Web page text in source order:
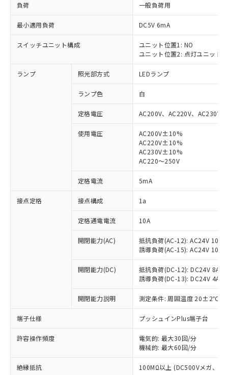
負荷 一般負荷用
最小適用負荷 DC5V 6mA
スイッチユニット構成
ユニット位置1: NO
ユニット位置2: 点灯ユニット
ランプ 照光部方式 LEDランプ
ランプ色 白
定格電圧 AC200V、AC220V、AC230V
使用電圧
AC200V±10%
AC220V±10%
AC230V±10%
AC220～250V
定格電流 5mA
接点定格 接点構成 1a
定格通電電流 10A
開閉能力(AC)
抵抗負荷(AC-12): AC24V 10A/
誘導負荷(AC-15): AC24V
開閉能力(DC)
抵抗負荷(DC-12): DC24V 8A/
誘導負荷(DC-13): DC24V 4A/
開閉能力説明 測定条件: 周囲温度 20±2℃、
端子仕様 プッシュインPlus端子台
許容操作頻度
電気的: 最大30回/分
機械的: 最大60回/分
絶縁抵抗 100MΩ以上 (DC500Vメガ、点
ご利用条件
以下の条件をお読みいただき、同意のうえ
ご利用ください。
商品の当社在庫状況および標準価格
(税抜)を提供させていただくもので
当社制御機器事業取扱商品の中には、
本サービスの対象外となる商品もある
ことをご了承ください。
在庫状況および標準価格照会結果は、
記載している更新日時点での社内デー
タに基づき作成されるものであり、閲
覧された時点での実際の在庫および標
対応済み：EU RoHS指令（10物質）の
非含有に対応した製品が提供可能な商品で
対応予定：EU RoHS指令（10物質）の非含
有に対応した製品に切り替える予定のある
対応予定なし：EU RoHS指令（10物質）の
非含有に非対応の商品で、対応品を出す予
調査・確認中：EU RoHS指令（10物質）の
非含有の対応状況を調査中または確認中の
非該当品：ライセンス料など無形物で、有
害物質有無と関係のない商品です。
仕入先様の事情により、非含有部品として
いたものが、含有品と判明した場合などや
むを得ず変更することがあります。
ミウム(Cd) 100ppm以下、
※1 中国RoHS○×表
「○」：最大均質材料含有率が中国RoHSの
基準値以下であることを示します。
「×」：最大均質材料含有率が中国RoHSの
基準値を超えていることを示します。
「－」：未確認です。当社販売部門へお問
い合わせください。
*中国RoHS10物質の基準値 (GB/T26572)：
Pb(鉛) :1000ppm、 Hg(水銀) : 1000ppm、 Cd(カドミウ
当社は、これら貴社製品のうち、外国
為替および外国貿易法に定める商品
（以下｢規制貨物等」という）を輸出
または国外への提供する場合は、日本
国政府の輸出許可(または役務取引許